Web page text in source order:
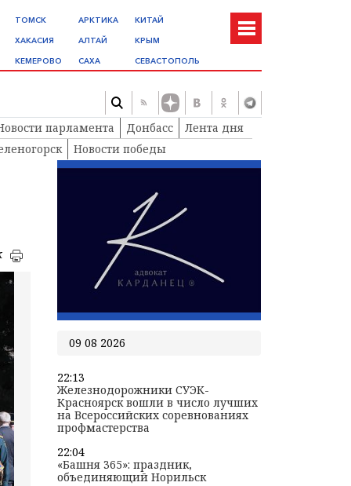
ТОМСК
ХАКАСИЯ
КЕМЕРОВО
АРКТИКА
АЛТАЙ
САХА
КИТАЙ
КРЫМ
СЕВАСТОПОЛЬ
парламента Донбасс
Лента дня
Новости победы
09 08 2026
22:13
Железнодорожники СУЭК-
Красноярск вошли в число лучших
на Всероссийских соревнованиях
профмастерства
22:04
«Башня 365»: праздник,
объединяющий Норильск